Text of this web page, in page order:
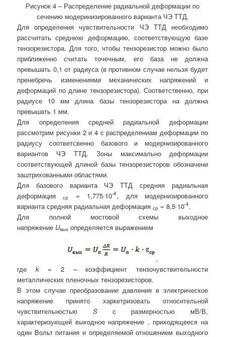
Рисунок 4 – Распределение радиальной деформации по
сечению модеринизированного варианта ЧЭ ТТД.
Для определения чувствительности ЧЭ ТТД необходимо
рассчитать среднюю деформацию, соответствующую базе
тензорезистора. Для того, чтобы тензорезистор можно было
приближенно считать точечным, его база не должна
превышать 0,1 от радиуса (в противном случае нельзя будет
пренебречь изменениями механических напряжений и
деформаций по длине тензорезистора). Соответственно, при
радиусе 10 мм длина базы тензорезистора на должна
превышать 1 мм.
Для определения средней радиальной деформации
рассмотрим рисунки 2 и 4 с распределениам деформации по
радиусу соответсвенно базового и модернизированного
вариантов ЧЭ ТТД. Зоны максимально деформации
соответствующей длиной базы тензорезисторов обозначени
заштрихованными областями.
Для базового варианта ЧЭ ТТД средняя радиальная
деформацияср = 1,775·10-4, для модернизированного
варианта средняя радиальная деформацияср = 8,5·10-4.
Для полной мостовой схемы выходное
напряжение Uвых определяется выражением
,
где k= 2 – коэффициент тензочувствительности
металлических пленочных тензорезисторов.
В этом случае преобразование давления в электрическое
напряжение принято харкетризовать относительной
чувствительностью Sс размерностью мВ/В,
характеризующей выходное напряжение , приходящееся на
один Вольт питания и определяемой отношением выходного